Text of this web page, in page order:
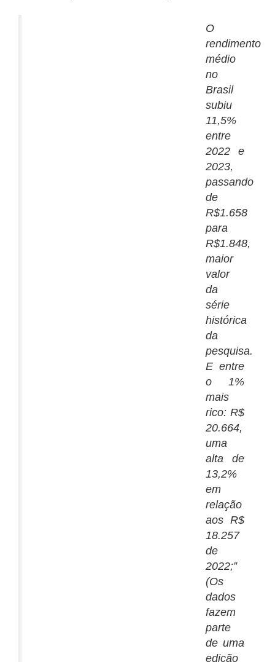
O
rendimento
médio
no
Brasil
subiu
11,5%
entre
2022 e
2023,
passando
de
R$1.658
para
R$1.848,
maior
valor
da
série
histórica
da
pesquisa.
E entre
o 1%
mais
rico: R$
20.664,
uma
alta de
13,2%
em
relação
aos R$
18.257
de
2022;”
(Os
dados
fazem
parte
de uma
edição